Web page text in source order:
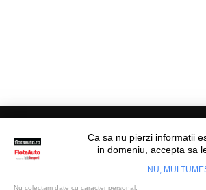
© Flote Auto. Toate drepturile
JuridicFinanciarAnalize
Situl nostru utilizeaza cookies. Ce inseamna
Ca sa nu pierzi informatii
in domeniu, accepta sa
NU,
Nu colectam date cu caracter personal.